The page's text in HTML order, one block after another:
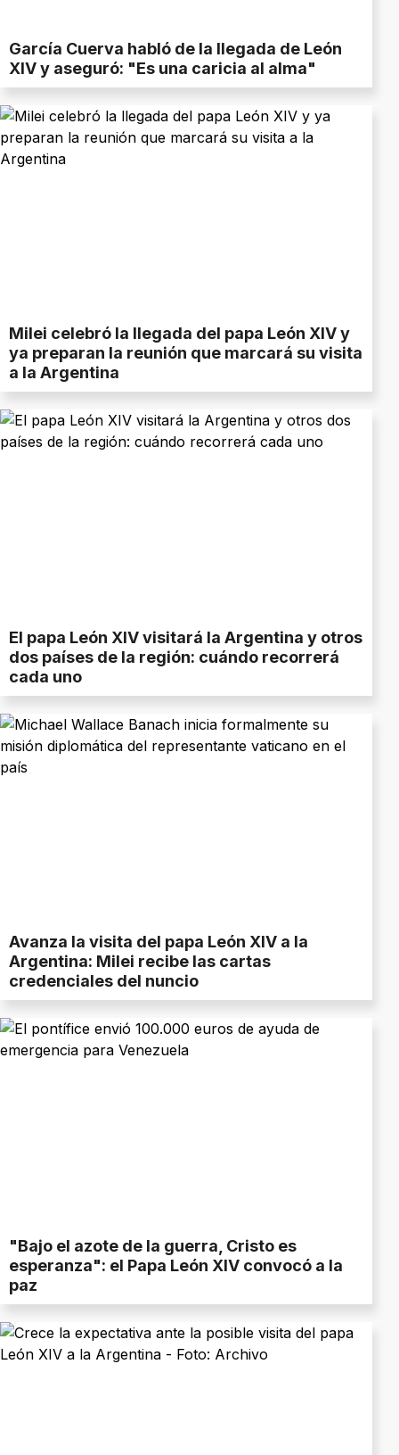
García Cuerva habló de la llegada de León
XIV y aseguró: "Es una caricia al alma"
Milei celebró la llegada del papa León XIV y
ya preparan la reunión que marcará su visita
a la Argentina
El papa León XIV visitará la Argentina y otros
dos países de la región: cuándo recorrerá
cada uno
Avanza la visita del papa León XIV a la
Argentina: Milei recibe las cartas
credenciales del nuncio
"Bajo el azote de la guerra, Cristo es
esperanza": el Papa León XIV convocó a la
paz